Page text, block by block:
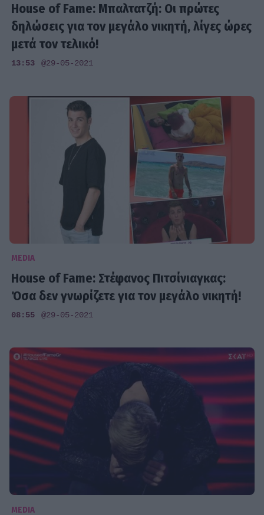
House of Fame: Μπαλτατζή: Οι πρώτες
δηλώσεις για τον μεγάλο νικητή, λίγες ώρες
μετά τον τελικό!
13:53 @29-05-2021
MEDIA
House of Fame: Στέφανος Πιτσίνιαγκας:
Όσα δεν γνωρίζετε για τον μεγάλο νικητή!
08:55 @29-05-2021
MEDIA